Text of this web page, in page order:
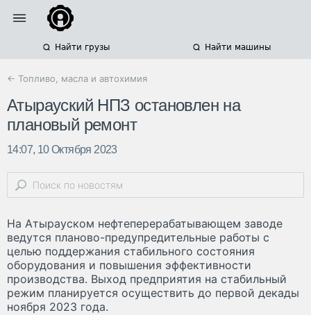
Найти грузы Найти машины
← Топливо, масла и автохимия
Атырауский НПЗ остановлен на
плановый ремонт
14:07, 10 Октября 2023
На Атырауском нефтеперерабатывающем заводе
ведутся планово-предупредительные работы с
целью поддержания стабильного состояния
оборудования и повышения эффективности
производства. Выход предприятия на стабильный
режим планируется осуществить до первой декады
ноября 2023 года.